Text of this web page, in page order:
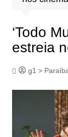
‘Todo
estreia
g1 >